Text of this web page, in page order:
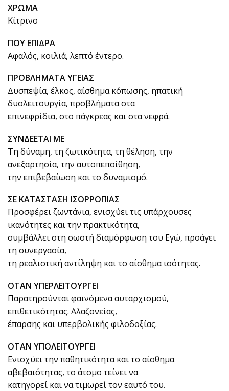
ΧΡΩΜΑ
Κίτρινο
ΠΟΥ ΕΠΙΔΡΑ
Αφαλός, κοιλιά, λεπτό έντερο.
ΠΡΟΒΛΗΜΑΤΑ ΥΓΕΙΑΣ
Δυσπεψία, έλκος, αίσθημα κόπωσης, ηπατική
δυσλειτουργία, προβλήματα στα
επινεφρίδια, στο πάγκρεας και στα νεφρά.
ΣΥΝΔΕΕΤΑΙ ΜΕ
Τη δύναμη, τη ζωτικότητα, τη θέληση, την
ανεξαρτησία, την αυτοπεποίθηση,
την επιβεβαίωση και το δυναμισμό.
ΣΕ ΚΑΤΑΣΤΑΣΗ ΙΣΟΡΡΟΠΙΑΣ
Προσφέρει ζωντάνια, ενισχύει τις υπάρχουσες
ικανότητες και την πρακτικότητα,
συμβάλλει στη σωστή διαμόρφωση του Εγώ, προάγει
τη συνεργασία,
τη ρεαλιστική αντίληψη και το αίσθημα ισότητας.
ΟΤΑΝ ΥΠΕΡΛΕΙΤΟΥΡΓΕΙ
Παρατηρούνται φαινόμενα αυταρχισμού,
επιθετικότητας. Αλαζονείας,
έπαρσης και υπερβολικής φιλοδοξίας.
ΟΤΑΝ ΥΠΟΛΕΙΤΟΥΡΓΕΙ
Ενισχύει την παθητικότητα και το αίσθημα
αβεβαιότητας, το άτομο τείνει να
κατηγορεί και να τιμωρεί τον εαυτό του.